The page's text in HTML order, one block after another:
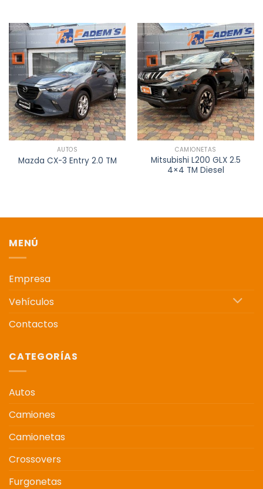
AUTOS
Mazda CX-3 Entry 2.0 TM
CAMIONETAS
Mitsubishi L200 GLX 2.5
4×4 TM Diesel
MENÚ
Empresa
Vehículos
Contactos
CATEGORÍAS
Autos
Camiones
Camionetas
Crossovers
Furgonetas